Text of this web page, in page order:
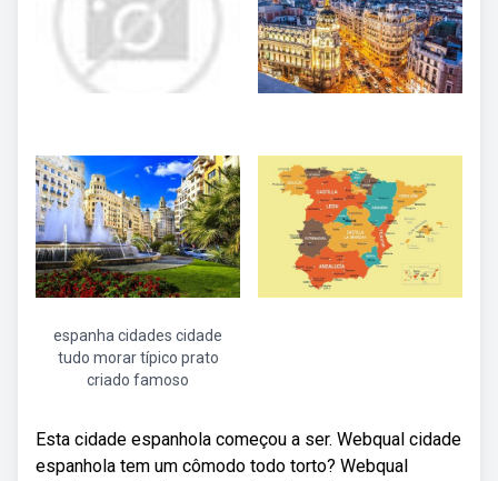
espanha cidades cidade
tudo morar típico prato
criado famoso
Esta cidade espanhola começou a ser. Webqual cidade
espanhola tem um cômodo todo torto? Webqual